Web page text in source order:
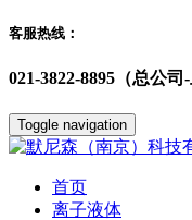
客服热线：
021-3822-8895（总公司
Toggle navigation
首页
离子液体